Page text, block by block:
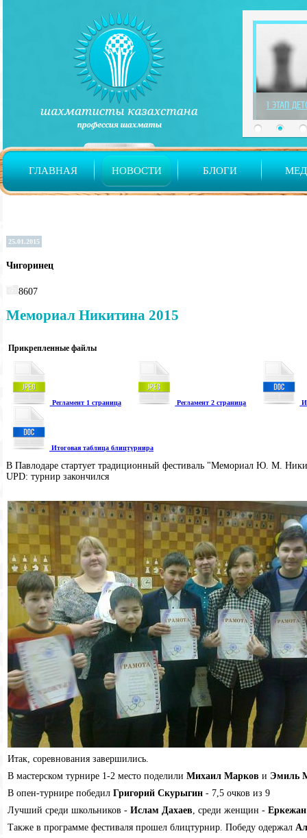
ГЛАВНАЯ НОВОСТИ БЛОГИ
1 ЭТАП
25.01.2015
Чигоринец
8607
Мемориал Никитина 2015
Прикрепленные файлы
Регламент 1 страница Регламент 2 страница
Итоговая таблица блицтурнира
В Павлодаре стартует традиционный фестиваль "Мемориал Ю. М.
UPD: турнир закончился
Итак, соревнования завершились.
В мастерском турнире 1-2 место поделили Михаил Марков и Эмиль
В опен-турнире победил Григорий Скурыгин - 7,5 очков из 9
Лучший среди школьников - Ислам Дахаев , среди женщин -
Также в программе фестиваля прошел блицтурнир. Победу одержал